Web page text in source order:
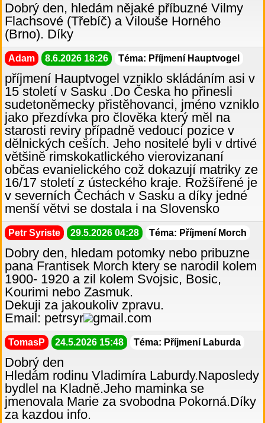
Dobrý den, hledám nějaké příbuzné Vilmy
Flachsové (Třebíč) a Vilouše Horného
(Brno). Díky
Adam 8.6.2026 18:26 Téma: Příjmení Hauptvogel
příjmení Hauptvogel vzniklo skládáním asi v
15 století v Sasku .Do Česka ho přinesli
sudetoněmecky přistěhovanci, jméno vzniklo
jako přezdívka pro člověka který měl na
starosti reviry případně vedoucí pozice v
dělnických ceších. Jeho nositelé byli v drtivé
většině rimskokatlického vierovizananí
občas evanielického což dokazují matriky ze
16/17 století z ústeckého kraje. Rožšířené je
v severních Čechách v Sasku a díky jedné
menší větvi se dostala i na Slovensko
Petr Syriste 29.5.2026 04:28 Téma: Příjmení Morch
Dobry den, hledam potomky nebo pribuzne
pana Frantisek Morch ktery se narodil kolem
1900- 1920 a zil kolem Svojsic, Bosic,
Kourimi nebo Zasmuk.
Dekuji za jakoukoliv zpravu.
Email: petrsyr
gmail.com
TomasP 24.5.2026 15:48 Téma: Příjmení Laburda
Dobrý den
Hledám rodinu Vladimíra Laburdy.Naposledy
bydlel na Kladně.Jeho maminka se
jmenovala Marie za svobodna Pokorná.Díky
za kazdou info.